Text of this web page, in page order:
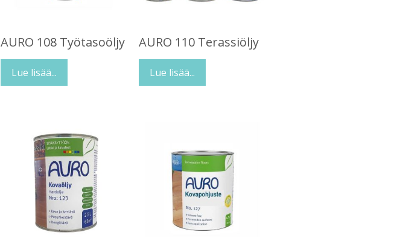
AURO 108 Työtasoöljy
Lue lisää...
AURO 110 Terassiöljy
Lue lisää...